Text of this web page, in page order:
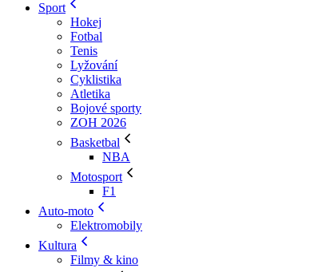
Sport
Hokej
Fotbal
Tenis
Lyžování
Cyklistika
Atletika
Bojové sporty
ZOH 2026
Basketbal
NBA
Motosport
F1
Auto-moto
Elektromobily
Kultura
Filmy & kino